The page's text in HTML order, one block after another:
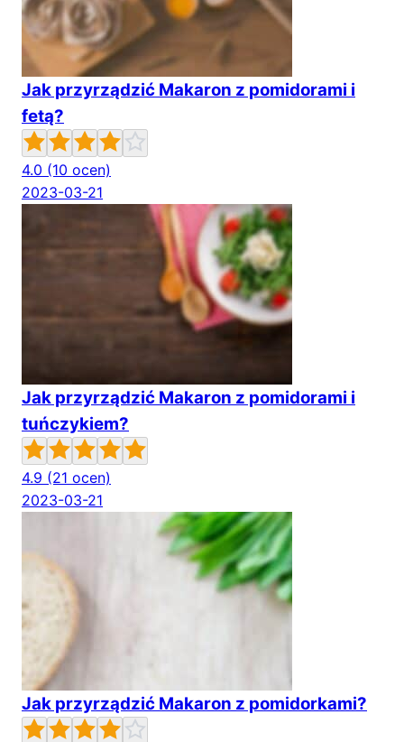
Jak przyrządzić Makaron z pomidorami i
fetą?
4.0 (10 ocen)
2023-03-21
Jak przyrządzić Makaron z pomidorami i
tuńczykiem?
4.9 (21 ocen)
2023-03-21
Jak przyrządzić Makaron z pomidorkami?